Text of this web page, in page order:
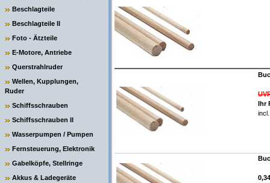
Beschlagteile
Beschlagteile II
Foto - Ätzteile
E-Motore, Antriebe
Querstrahlruder
Wellen, Kupplungen,
Ruder
Schiffsschrauben
Schiffsschrauben II
Wasserpumpen / Pumpen
Fernsteuerung, Elektronik
Gabelköpfe, Stellringe
Akkus & Ladegeräte
Ihr